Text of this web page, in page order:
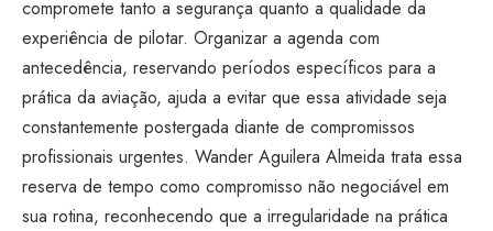
compromete tanto a segurança quanto a qualidade da
experiência de pilotar. Organizar a agenda com
antecedência, reservando períodos específicos para a
prática da aviação, ajuda a evitar que essa atividade seja
constantemente postergada diante de compromissos
profissionais urgentes. Wander Aguilera Almeida trata essa
reserva de tempo como compromisso não negociável em
sua rotina, reconhecendo que a irregularidade na prática